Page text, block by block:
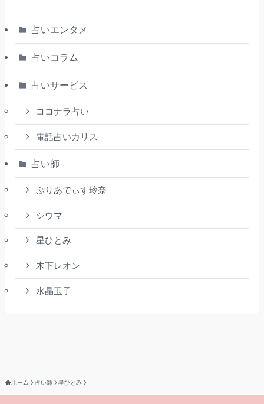
占いエンタメ
占いコラム
占いサービス
ココナラ占い
電話占いカリス
占い師
ぷりあでぃす玲奈
シウマ
星ひとみ
木下レオン
水晶玉子
ホーム 占い師 星ひとみ